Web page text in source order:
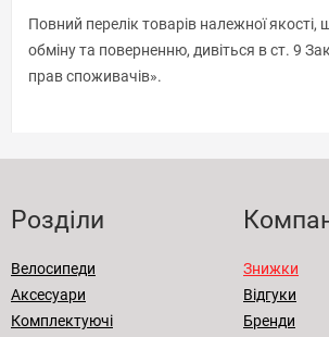
Повний перелік товарів належної якості,
обміну та поверненню, дивіться в ст. 9
прав споживачів».
Розділи
Велосипеди
Аксесуари
Комплектуючі
Знижки
Відгуки
Бренди